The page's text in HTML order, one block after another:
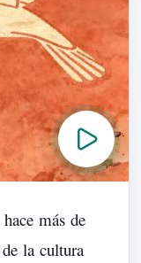
hace más de
de la cultura